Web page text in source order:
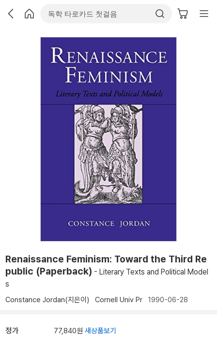
Renaissance Feminism: Toward the Third Re
public (Paperback) - Literary Texts and Political Model
s
Constance Jordan(지은이) Cornell Univ Pr 1990-06-28
정가 77,840원 새상품보기